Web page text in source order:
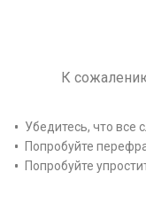
К
Убедитесь, что все
Попробуйте
Попробуйте